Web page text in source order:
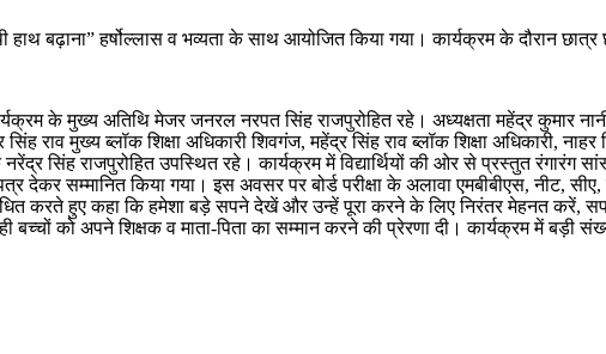
बढ़ाना” हर्षोल्लास व भव्यता के साथ आयोजित किया गया। कार्यक्रम के दौरान
के मुख्य अतिथि मेजर जनरल नरपत सिंह राजपुरोहित रहे। अध्यक्षता महेंद्र कुमार
राव मुख्य ब्लॉक शिक्षा अधिकारी शिवगंज, महेंद्र सिंह राव ब्लॉक शिक्षा अधिकारी,
सिंह राजपुरोहित उपस्थित रहे। कार्यक्रम में विद्यार्थियों की ओर से प्रस्तुत
पत्र देकर सम्मानित किया गया। इस अवसर पर बोर्ड परीक्षा के अलावा एमबीबीएस,
करते हुए कहा कि हमेशा बड़े सपने देखें और उन्हें पूरा करने के लिए निरंतर मेहनत करें,
बच्चों को अपने शिक्षक व माता-पिता का सम्मान करने की प्रेरणा दी। कार्यक्रम में बड़ी